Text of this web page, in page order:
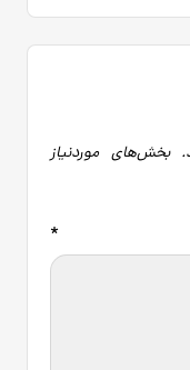
بخش‌های موردنیاز
*